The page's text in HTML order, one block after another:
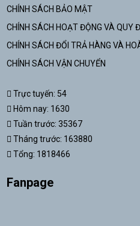
CHÍNH SÁCH BẢO MẬT
CHÍNH SÁCH HOẠT ĐỘNG VÀ QUY
CHÍNH SÁCH ĐỔI TRẢ HÀNG VÀ
CHÍNH SÁCH VẬN CHUYỂN
Trực tuyến: 54
Hôm nay: 1630
Tuần trước: 35367
Tháng trước: 163880
Tổng: 1818466
Fanpage